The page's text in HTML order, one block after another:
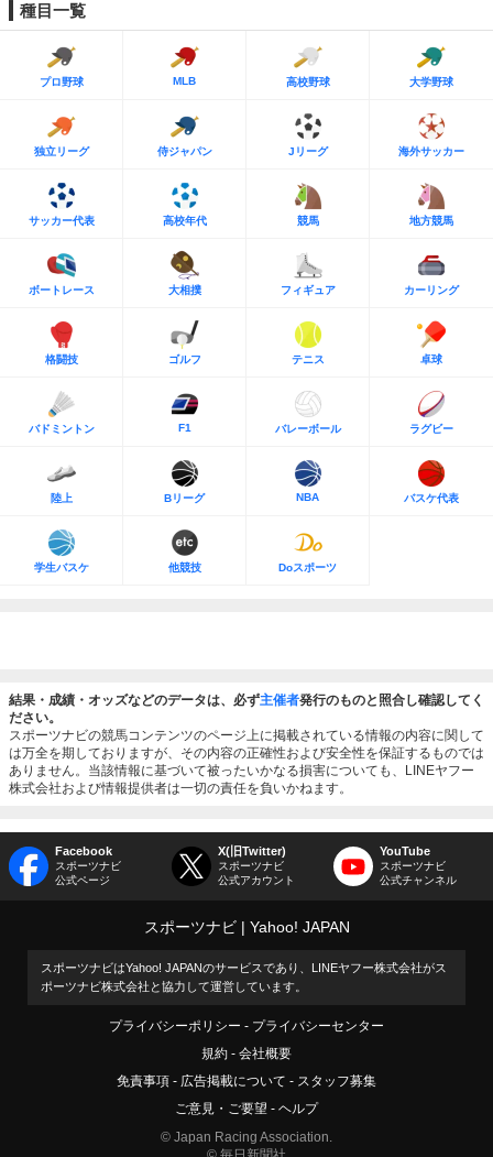
種目一覧
プロ野球 MLB 高校野球 大学野球
独立リーグ 侍ジャパン Jリーグ 海外サッカー
サッカー代表 高校年代 競馬 地方競馬
ボートレース 大相撲 フィギュア カーリング
格闘技 ゴルフ テニス 卓球
バドミントン F1 バレーボール ラグビー
陸上 Bリーグ NBA バスケ代表
学生バスケ 他競技 Doスポーツ
結果・成績・オッズなどのデータは、必ず主催者発行のものと照合し確認してく
ださい。
スポーツナビの競馬コンテンツのページ上に掲載されている情報の内容に関して
は万全を期しておりますが、その内容の正確性および安全性を保証するものでは
ありません。当該情報に基づいて被ったいかなる損害についても、LINEヤフー
株式会社および情報提供者は一切の責任を負いかねます。
Facebook
スポーツナビ
公式ページ
X(旧Twitter)
スポーツナビ
公式アカウント
YouTube
スポーツナビ
公式チャンネル
スポーツナビ Yahoo! JAPAN
スポーツナビはYahoo! JAPANのサービスであり、LINEヤフー株式会社がス
ポーツナビ株式会社と協力して運営しています。
プライバシーポリシー
プライバシーセンター
規約
会社概要
免責事項
広告掲載について
スタッフ募集
ご意見・ご要望
ヘルプ
© Japan Racing Association.